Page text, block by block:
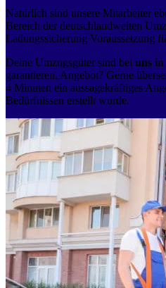
Natürlich sind unsere Mitarbeiter
Bereich der deutschlandweiten
Ladungssicherung Voraussetzung
Deine Umzugsgüter sind bei uns in
garantieren. Angebot? Gerne
4 Minuten ein aussagekräftiges
Bedürfnissen erstellt wurde.